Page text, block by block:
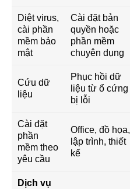
Diệt virus,
cài phần
mềm bảo
mật
Cài đặt bản
quyền hoặc
phần mềm
chuyên dụng
Cứu dữ
liệu
Phục hồi dữ
liệu từ ổ cứng
bị lỗi
Cài đặt
phần
mềm theo
yêu cầu
Office, đồ họa,
lập trình, thiết
kế
Dịch vụ